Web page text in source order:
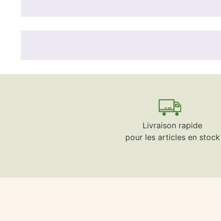
Livraison rapide
pour les articles en stock